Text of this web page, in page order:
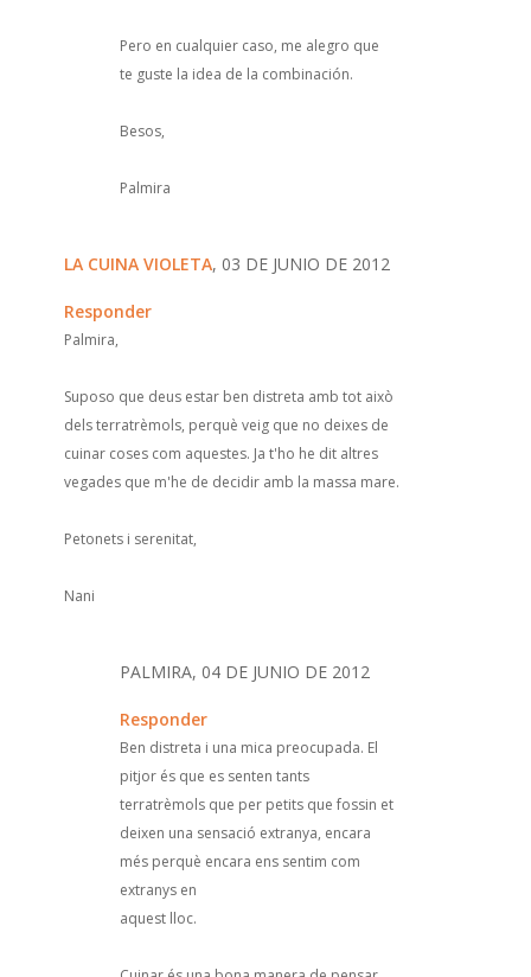
Pero en cualquier caso, me alegro que
te guste la idea de la combinación.
Besos,
Palmira
LA CUINA VIOLETA, 03 DE JUNIO DE 2012
Responder
Palmira,
Suposo que deus estar ben distreta amb tot això
dels terratrèmols, perquè veig que no deixes de
cuinar coses com aquestes. Ja t'ho he dit altres
vegades que m'he de decidir amb la massa mare.
Petonets i serenitat,
Nani
PALMIRA, 04 DE JUNIO DE 2012
Responder
Ben distreta i una mica preocupada. El
pitjor és que es senten tants
terratrèmols que per petits que fossin et
deixen una sensació extranya, encara
més perquè encara ens sentim com
extranys en
aquest lloc.